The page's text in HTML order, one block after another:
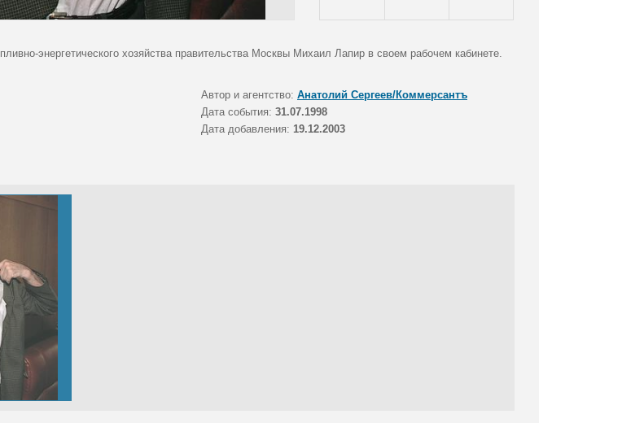
энергетического хозяйства правительства Москвы Михаил Лапир в своем рабочем кабинете.
Автор и агентство: Анатолий Сергеев/Коммерсантъ
Дата события: 31.07.1998
Дата добавления: 19.12.2003